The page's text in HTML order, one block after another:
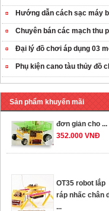
Hướng dẫn cách sạc máy
Chuyên bán các mạch thu
Đại lý đồ chơi áp dụng 03
Phụ kiện cano tàu thủy đồ
Sản phẩm khuyến mãi
OT5 ôtô mô
lắp ghép đơn ...
78.000 VNĐ
đơn giản cho ...
352.000 VNĐ
OT35 robot lắp
259.000 VNĐ